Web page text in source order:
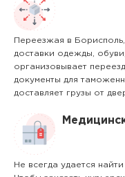
Переезжая в
доставки одежды,
организовывает
документы для
доставляет грузы от
Не всегда удается